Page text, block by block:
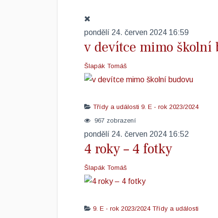
pondělí 24. červen 2024 16:59
v devítce mimo školní
Šlapák Tomáš
Třídy a události 9. E - rok 2023/2024
967 zobrazení
pondělí 24. červen 2024 16:52
4 roky – 4 fotky
Šlapák Tomáš
9. E - rok 2023/2024 Třídy a události